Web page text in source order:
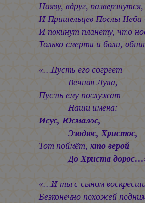
Наяву, вдруг,
И Пришельцев Послы Неба
И покинут планету, что
Только смерти и боли,
«…Пусть его согреет
Вечная Луна,
Пусть ему послужат
Наши имена:
Исус, Юсмалос,
Эзодюс, Христос,
Тот поймёт, кто верой
До Христа
«…И ты с сыном
Безконечно похожей